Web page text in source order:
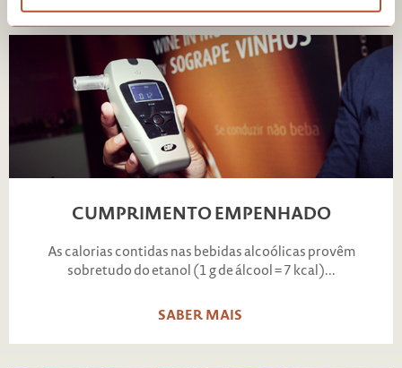
CUMPRIMENTO EMPENHADO
As calorias contidas nas bebidas alcoólicas provêm
sobretudo do etanol (1 g de álcool = 7 kcal)...
SABER MAIS